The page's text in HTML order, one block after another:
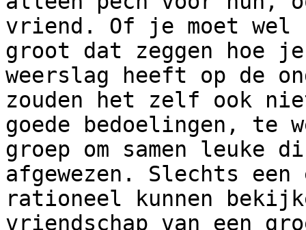
vriend. Of je moet
groot dat zeggen hoe
weerslag heeft op de
zouden het zelf ook
goede bedoelingen, te
groep om samen leuke
afgewezen. Slechts
rationeel kunnen
vriendschap van een